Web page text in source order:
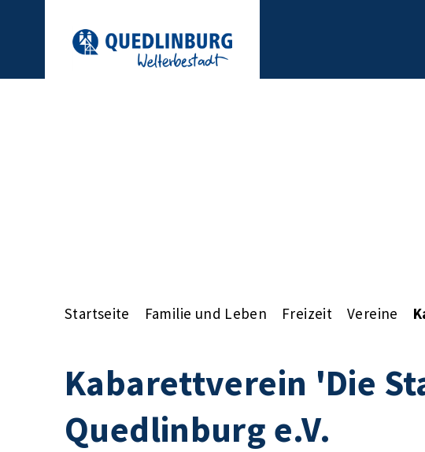
Startseite Familie und Leben Freizeit Vereine
Kabarettverein 'Die
Quedlinburg e.V.